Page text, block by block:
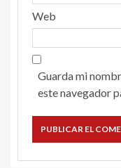
Web
Guarda mi
este navegador